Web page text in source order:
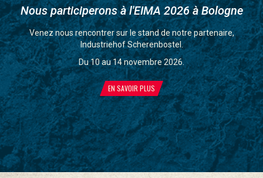
Nous participerons à l'EIMA 2026 à Bologne
Venez nous rencontrer sur le stand de notre partenaire,
Industriehof Scherenbostel.
Du 10 au 14 novembre 2026.
EN SAVOIR PLUS